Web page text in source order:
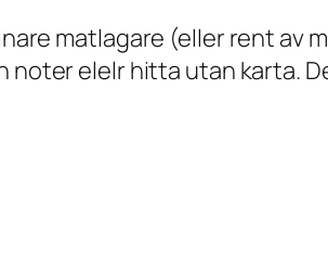
matlagare (eller rent av
noter elelr hitta utan karta.